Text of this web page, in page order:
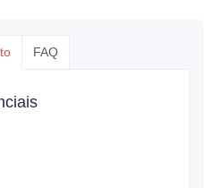
FAQ